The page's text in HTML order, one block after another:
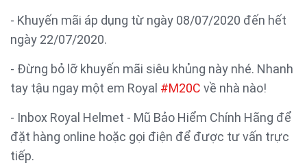
- Khuyến mãi áp dụng từ ngày 08/07/2020 đến hết
ngày 22/07/2020.
- Đừng bỏ lỡ khuyến mãi siêu khủng này nhé. Nhanh
tay tậu ngay một em Royal #M20C về nhà nào!
- Inbox Royal Helmet - Mũ Bảo Hiểm Chính Hãng để
đặt hàng online hoặc gọi điện để được tư vấn trực
tiếp.